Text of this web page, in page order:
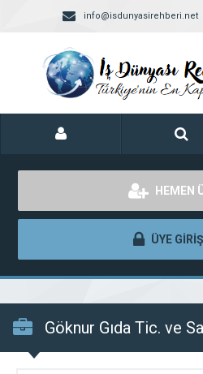
info@isdunyasirehberi.net
HEMEN
ÜYE
Göknur Gıda Tic. ve